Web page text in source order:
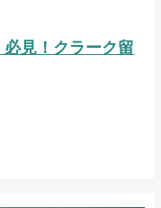
見！クラーク留